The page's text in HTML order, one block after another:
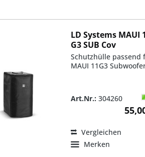
LD Systems MAUI
G3 SUB Cov
Schutzhülle passend
MAUI 11G3
Art.Nr.: 304260
Vergleichen
Merken